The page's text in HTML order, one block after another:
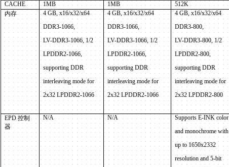
CACHE 1MB 1MB 512K
内存
4 GB, x16/x32/x64
DDR3-1066,
LV-DDR3-1066, 1/2
LPDDR2-1066,
supporting DDR
interleaving mode for
2x32 LPDDR2-1066
4 GB, x16/x32/x64
DDR3-1066,
LV-DDR3-1066, 1/2
LPDDR2-1066,
supporting DDR
interleaving mode for
2x32 LPDDR2-1066
4 GB, x16/x32/x64
DDR3-800,
LV-DDR3-800, 1/2
LPDDR2-800,
supporting DDR
interleaving mode for
2x32 LPDDR2-800
EPD 控制
器
N/A N/A
Supports E-INK color
and monochrome with
up to 1650x2332
resolution and 5-bit